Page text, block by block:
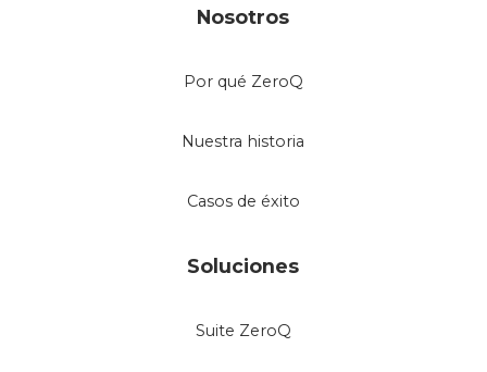
Nosotros
Por qué ZeroQ
Nuestra historia
Casos de éxito
Soluciones
Suite ZeroQ